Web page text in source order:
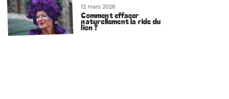
12 mars 2026
Comment effacer
naturellement la ride du
lion ?